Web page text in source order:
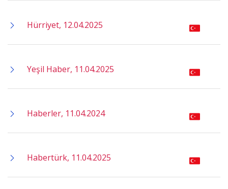
Hürriyet, 12.04.2025
Yeşil Haber, 11.04.2025
Haberler, 11.04.2024
Habertürk, 11.04.2025